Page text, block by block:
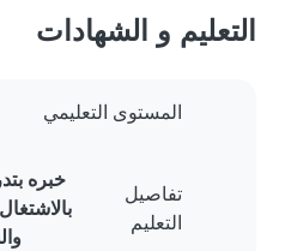
التعليم و الشهادات
المستوى التعليمي
تفاصيل
التعليم
خبره